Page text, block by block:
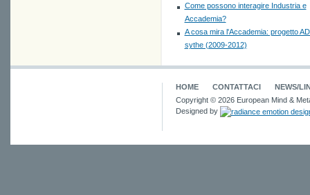
Come possono interagire Industria e
Accademia?
A cosa mira l'Accademia: progetto
sythe (2009-2012)
HOME CONTATTACI
NEWS/
Copyright © 2026 European Mind &
Designed by